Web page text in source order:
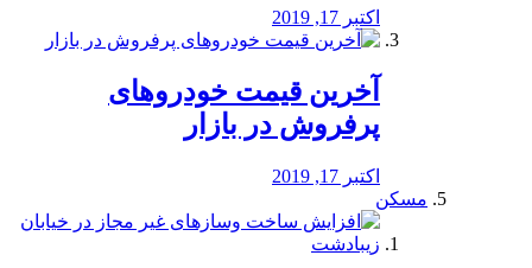
اکتبر 17, 2019
آخرین قیمت خودرو‌های
پرفروش در بازار
اکتبر 17, 2019
مسکن